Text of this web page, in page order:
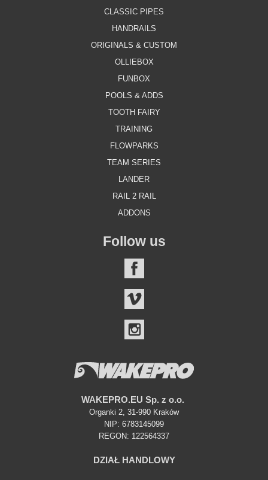
CLASSIC PIPES
HANDRAILS
ORIGINALS & CUSTOM
OLLIEBOX
FUNBOX
POOLS & ADDS
TOOTH FAIRY
TRAINING
FLOWPARKS
TEAM SERIES
LANDER
RAIL 2 RAIL
ADDONS
Follow us
WAKEPRO.EU Sp. z o.o.
Organki 2, 31-990 Kraków
NIP: 6783145099
REGON: 122564337
DZIAŁ HANDLOWY